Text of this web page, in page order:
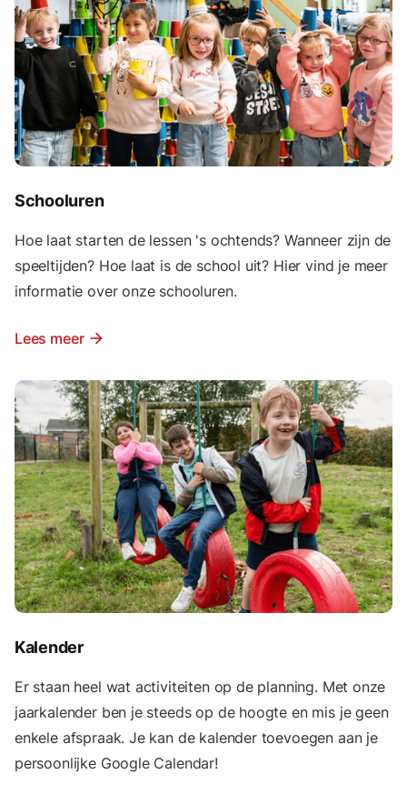
Schooluren
Hoe laat starten de lessen 's ochtends? Wanneer zijn de
speeltijden? Hoe laat is de school uit? Hier vind je meer
informatie over onze schooluren.
Lees meer arrow_forward
Kalender
Er staan heel wat activiteiten op de planning. Met onze
jaarkalender ben je steeds op de hoogte en mis je geen
enkele afspraak. Je kan de kalender toevoegen aan je
persoonlijke Google Calendar!